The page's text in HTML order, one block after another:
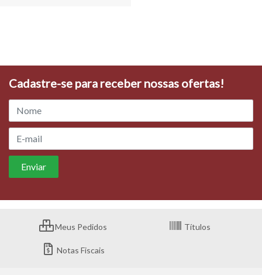
Cadastre-se para receber nossas ofertas!
Meus Pedidos Títulos
Notas Fiscais